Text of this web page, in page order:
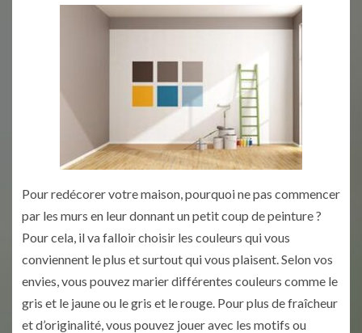
Pour redécorer votre maison, pourquoi ne pas commencer
par les murs en leur donnant un petit coup de peinture ?
Pour cela, il va falloir choisir les couleurs qui vous
conviennent le plus et surtout qui vous plaisent. Selon vos
envies, vous pouvez marier différentes couleurs comme le
gris et le jaune ou le gris et le rouge. Pour plus de fraîcheur
et d’originalité, vous pouvez jouer avec les motifs ou